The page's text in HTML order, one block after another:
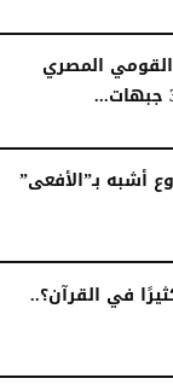
المصري
أشبه بـ”الأفعى”
في القرآن؟..